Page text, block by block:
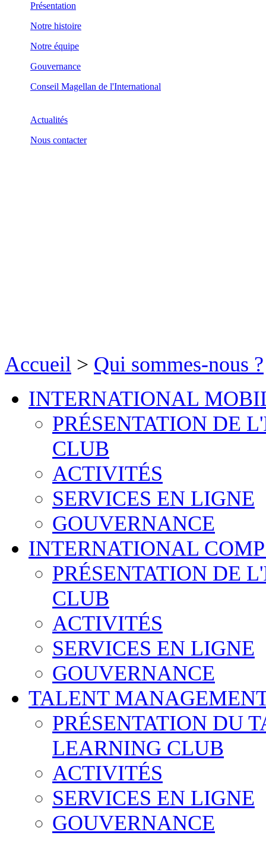
Présentation
Notre histoire
Notre équipe
Gouvernance
Conseil Magellan de l'International
Actualités
Nous contacter
Accueil > Qui sommes-nous ?
INTERNATIONAL
PRÉSENTATION DE
CLUB
ACTIVITÉS
SERVICES EN LIGNE
GOUVERNANCE
INTERNATIONAL
PRÉSENTATION DE
CLUB
ACTIVITÉS
SERVICES EN LIGNE
GOUVERNANCE
TALENT
PRÉSENTATION DU
LEARNING CLUB
ACTIVITÉS
SERVICES EN LIGNE
GOUVERNANCE